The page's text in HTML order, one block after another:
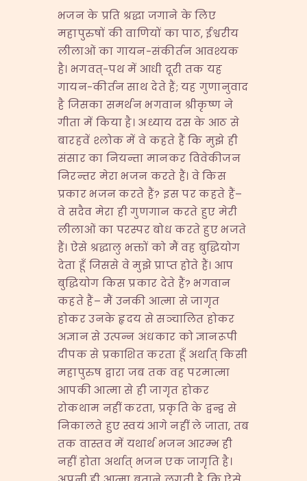
भजन के प्रति श्रद्धा जगाने के लिए
महापुरुषों की वाणियों का पाठ, ईश्वरीय
लीलाओं का गायन-संकीर्तन आवश्यक
है। भगवत्-पथ में आधी दूरी तक यह
गायन-कीर्तन साथ देते हैं; यह गुणानुवाद
है जिसका समर्थन भगवान श्रीकृष्ण ने
गीता में किया है। अध्याय दस के आठ से
बारहवें श्लोक में वे कहते हैं कि मुझे ही
संसार का नियन्ता मानकर विवेकीजन
निरन्तर मेरा भजन करते हैं। वे किस
प्रकार भजन करते हैं? इस पर कहते हैं–
वे सदैव मेरा ही गुणगान करते हुए मेरी
लीलाओं का परस्पर बोध करते हुए भजते
हैं। ऐसे श्रद्धालु भक्तों को मैं वह बुद्धियोग
देता हूँ जिससे वे मुझे प्राप्त होते हैं। आप
बुद्धियोग किस प्रकार देते हैं? भगवान
कहते हैं– मैं उनकी आत्मा से जागृत
होकर उनके हृदय से सञ्चालित होकर
अज्ञान से उत्पन्न अंधकार को ज्ञानरूपी
दीपक से प्रकाशित करता हूँ अर्थात् किसी
महापुरुष द्वारा जब तक वह परमात्मा
आपकी आत्मा से ही जागृत होकर
रोकथाम नहीं करता, प्रकृति के द्वन्द्व से
निकालते हुए स्वयं आगे नहीं ले जाता, तब
तक वास्तव में यथार्थ भजन आरम्भ ही
नहीं होता अर्थात् भजन एक जागृति है।